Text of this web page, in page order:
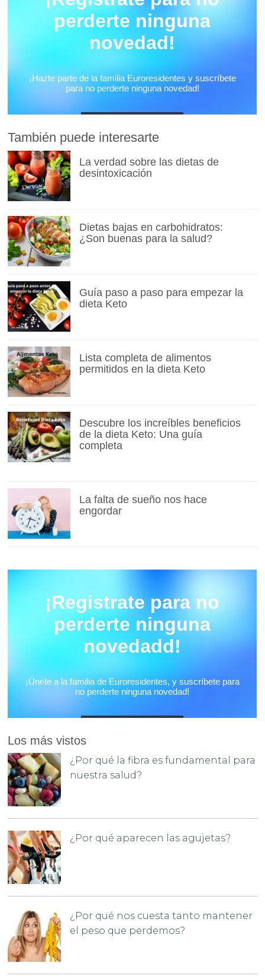
También puede interesarte
La verdad sobre las dietas de
desintoxicación
Dietas bajas en carbohidratos:
¿Son buenas para la salud?
Guía paso a paso para empezar la
dieta Keto
Lista completa de alimentos
permitidos en la dieta Keto
Descubre los increíbles beneficios
de la dieta Keto: Una guía
completa
La falta de sueño nos hace
engordar
Los más vistos
¿Por qué la fibra es fundamental para
nuestra salud?
¿Por qué aparecen las agujetas?
¿Por qué nos cuesta tanto mantener
el peso que perdemos?